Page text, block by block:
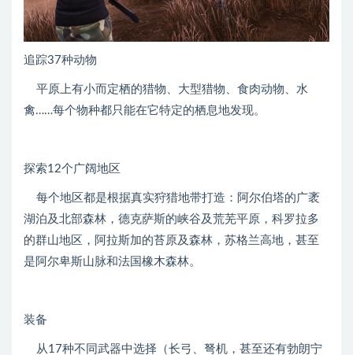
追踪37种动物
平原上有小而定栖的猎物、大型猎物、食肉动物、水
禽……每个物种都只能在它特定的栖息地发现。
探索12个广阔地区
每个地区都是根据真实狩猎地带打造：阿尔伯塔的广袤
湖泊及北部森林，德克萨斯的峡谷及荒芜平原，科罗拉多
的群山地区，阿拉斯加的苔原及森林，苏格兰高地，甚至
是阿尔卑斯山脉和法国橡木森林。
装备
从17种不同武器中选择（长弓、弩机，甚至还有勃朗宁